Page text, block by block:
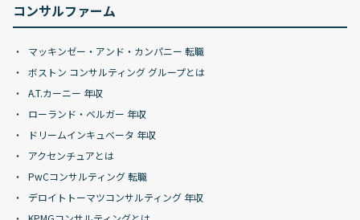
コンサルファーム
マッキンゼー・アンド・カンパニー 転職
ボストン コンサルティング グループとは
A.T.カーニー 年収
ローランド・ベルガー 年収
ドリームインキュベータ 年収
アクセンチュアとは
PwCコンサルティング 転職
デロイトトーマツコンサルティング 年収